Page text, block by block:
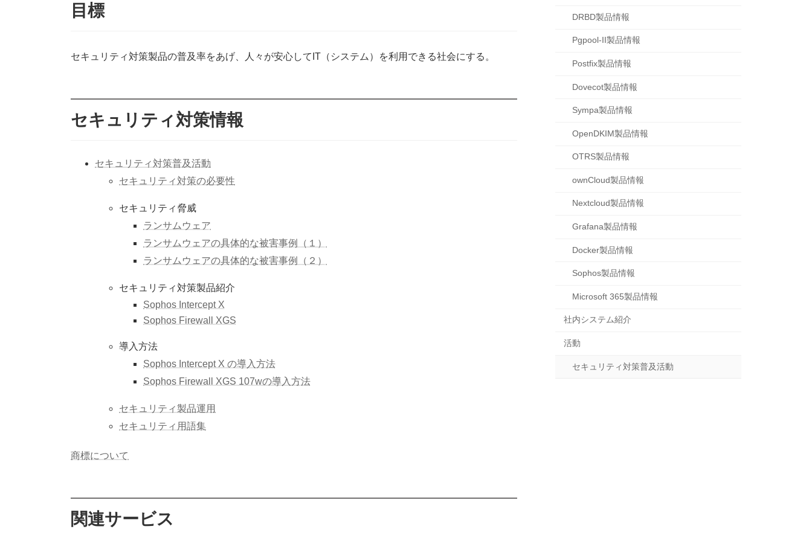
目標
セキュリティ対策製品の普及率をあげ、人々が安心してIT（システム）を利用できる社会にする。
セキュリティ対策情報
セキュリティ対策普及活動
セキュリティ対策の必要性
セキュリティ脅威
ランサムウェア
ランサムウェアの具体的な被害事例（１）
ランサムウェアの具体的な被害事例（２）
セキュリティ対策製品紹介
Sophos Intercept X
Sophos Firewall XGS
導入方法
Sophos Intercept X の導入方法
Sophos Firewall XGS 107wの導入方法
セキュリティ製品運用
セキュリティ用語集
商標について
関連サービス
DRBD製品情報
Pgpool-II製品情報
Postfix製品情報
Dovecot製品情報
Sympa製品情報
OpenDKIM製品情報
OTRS製品情報
ownCloud製品情報
Nextcloud製品情報
Grafana製品情報
Docker製品情報
Sophos製品情報
Microsoft 365製品情報
社内システム紹介
活動
セキュリティ対策普及活動